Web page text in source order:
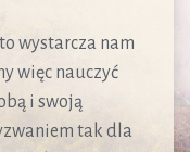
wystarcza nam
więc nauczyć
i swoją
tak dla